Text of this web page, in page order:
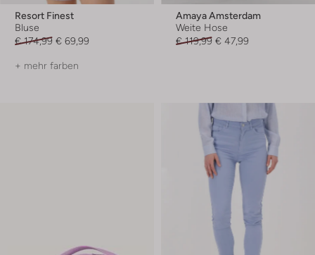
Resort Finest
Bluse
€ 174,99 € 69,99
+ mehr farben
Amaya Amsterdam
Weite Hose
€ 119,99 € 47,99